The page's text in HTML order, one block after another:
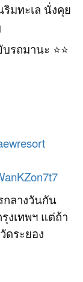
มทะเล นั่งคุย
รถมานะ ⭐️⭐️
กลางวันกัน
งเทพฯ แต่ถ้า
ดระยอง